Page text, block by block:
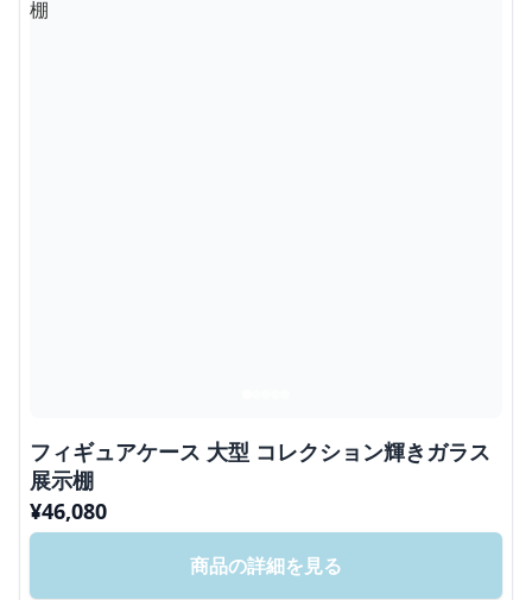
フィギュアケース 大型 コレクション輝きガラス
展示棚
¥46,080
商品の詳細を見る